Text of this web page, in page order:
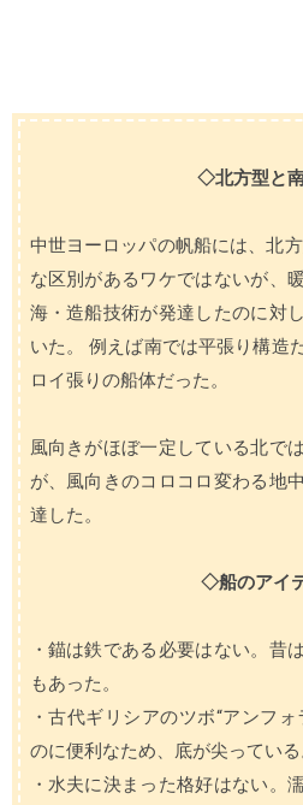
◇北方型と
中世ヨーロッパの帆船には、北
な区別があるワケではないが、
海・造船技術が発達したのに対
いた。 例えば南では平張り構造
ロイ張りの船体だった。
風向きがほぼ一定している北で
が、風向きのコロコロ変わる地
達した。
◇船のアイ
・錨は鉄である必要はない。昔
もあった。
・古代ギリシアのツボ“アンフ
のに便利なため、底が尖っている
・水夫に決まった格好はない。